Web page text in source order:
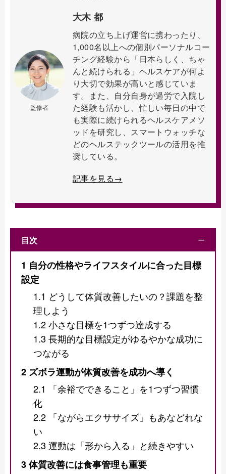
監修者
大木 都
病院の立ち上げ運営に携わったり、
1,000名以上への個別パーソナルコー
チング経験から「日本らしく、ちゃ
んと続けられる」ヘルスケアが何よ
り大切で効果が高いと感じていま
す。また、自分自身が過労で入院し
た経験も活かし、忙しい毎日の中で
も実際に続けられるヘルスケアメソ
ッドを研究し、スマートウォッチな
どのヘルステックツールの活用を推
奨している。
記事を見る→
目次 ー
1 自分の性格やライフスタイルに合った目標
設定
1.1 どうして体質改善したいの？課題を整
理しよう
1.2小さな目標を1つずつ達成する
1.3 長期的な目標設定がゆるやかな成功に
つながる
2 ズボラ運動が体質改善を成功へ導く
2.1
「余裕でできること」を1つずつ習慣
化
2.2 「ながらエクササイズ」もあなどれな
い
2.3 運動は「形から入る」と続きやすい
3体質改善には食事管理も重要